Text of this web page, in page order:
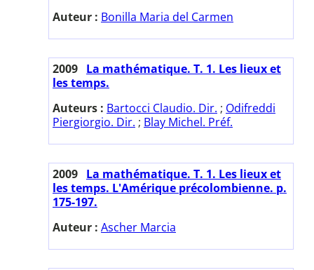
Auteur : Bonilla Maria del Carmen
2009 La mathématique. T. 1. Les lieux et
les temps.
Auteurs : Bartocci Claudio. Dir. ; Odifreddi
Piergiorgio. Dir. ; Blay Michel. Préf.
2009 La mathématique. T. 1. Les lieux et
les temps. L'Amérique précolombienne. p.
175-197.
Auteur : Ascher Marcia